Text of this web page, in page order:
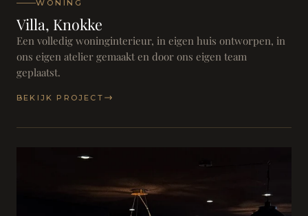
WONING
Villa, Knokke
Een volledig woninginterieur, in eigen huis ontworpen, in
ons eigen atelier gemaakt en door ons eigen team
geplaatst.
BEKIJK PROJECT